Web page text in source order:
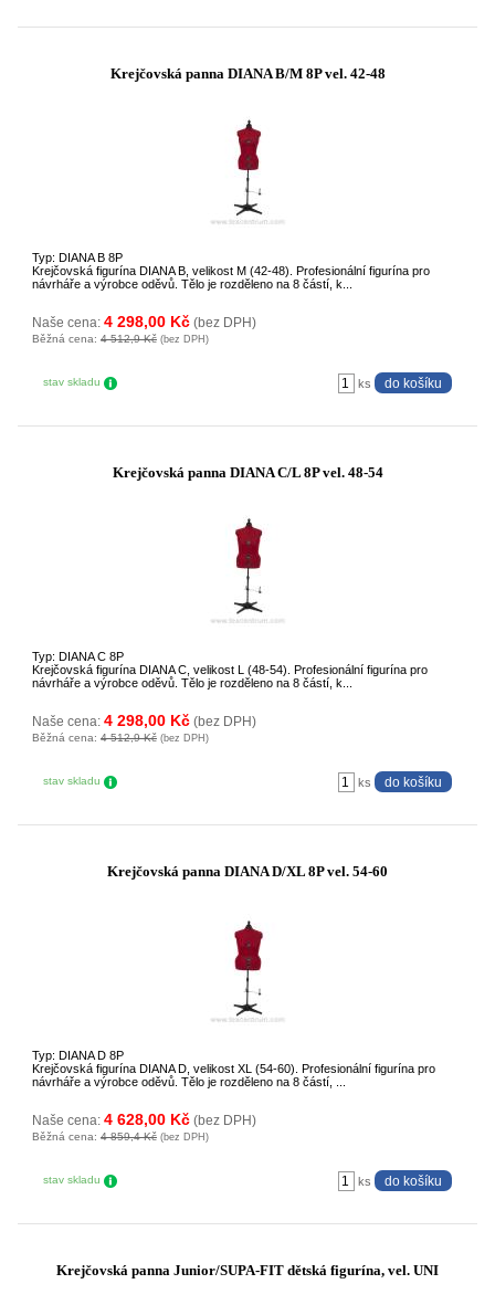
Krejčovská panna DIANA B/M 8P vel. 42-48
Typ: DIANA B 8P
Krejčovská figurína DIANA B, velikost M (42-48). Profesionální figurína pro
návrháře a výrobce oděvů. Tělo je rozděleno na 8 částí, k...
Naše cena: 4 298,00 Kč (bez DPH)
Běžná cena: 4 512,9 Kč (bez DPH)
stav skladu ks
Krejčovská panna DIANA C/L 8P vel. 48-54
Typ: DIANA C 8P
Krejčovská figurína DIANA C, velikost L (48-54). Profesionální figurína pro
návrháře a výrobce oděvů. Tělo je rozděleno na 8 částí, k...
Naše cena: 4 298,00 Kč (bez DPH)
Běžná cena: 4 512,9 Kč (bez DPH)
stav skladu ks
Krejčovská panna DIANA D/XL 8P vel. 54-60
Typ: DIANA D 8P
Krejčovská figurína DIANA D, velikost XL (54-60). Profesionální figurína pro
návrháře a výrobce oděvů. Tělo je rozděleno na 8 částí, ...
Naše cena: 4 628,00 Kč (bez DPH)
Běžná cena: 4 859,4 Kč (bez DPH)
stav skladu ks
Krejčovská panna Junior/SUPA-FIT dětská figurína, vel. UNI